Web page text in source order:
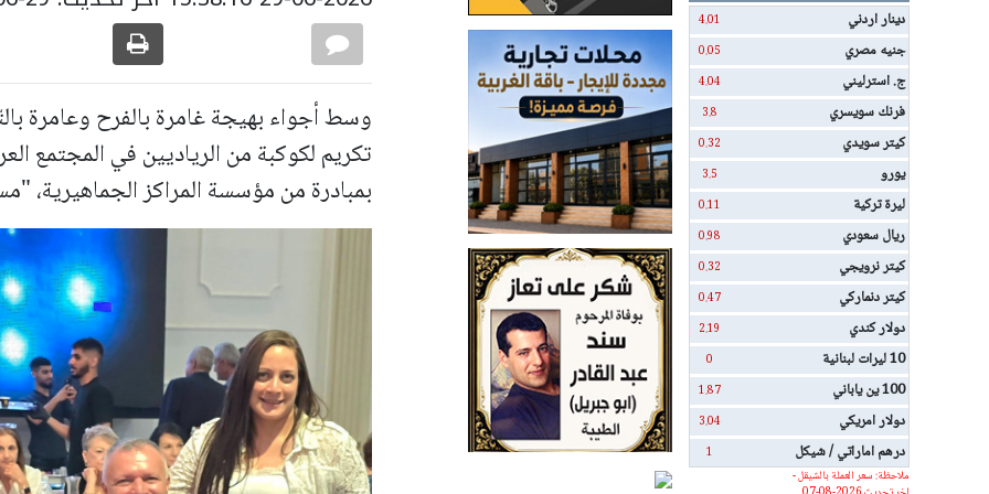
دينار اردني 4.01
جنيه مصري 0.05
ج. استرليني 4.04
فرنك سويسري 3.8
كيتر سويدي 0.32
يورو 3.5
ليرة تركية 0.11
ريال سعودي 0.98
كيتر نرويجي 0.32
كيتر دنماركي 0.47
دولار كندي 2.19
10 ليرات لبنانية 0
100 ين ياباني 1.87
دولار امريكي 3.04
درهم اماراتي / شيكل
1
ملاحظة: سعر العملة بالشيقل -
وسط أجواء بهيجة غامرة بالفرح وعامرة
بمبادرة من مؤسسة المراكز الجماهيرية،